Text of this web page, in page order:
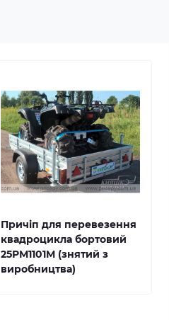
Причіп для перевезення
квадроцикла бортовий
25РМ1101М (знятий з
виробництва)